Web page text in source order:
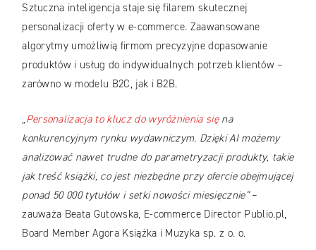
Sztuczna inteligencja staje się filarem skutecznej
personalizacji oferty w e-commerce. Zaawansowane
algorytmy umożliwią firmom precyzyjne dopasowanie
produktów i usług do indywidualnych potrzeb klientów –
zarówno w modelu B2C, jak i B2B.
„Personalizacja to klucz do wyróżnienia sięna
konkurencyjnym rynku wydawniczym. Dzięki AI możemy
analizować nawet trudne do parametryzacji produkty, takie
jak treść książki, co jest niezbędne przy ofercie obejmującej
ponad 50 000 tytułów i setki nowości miesięcznie”–
zauważa Beata Gutowska, E-commerce Director Publio.pl,
Board Member Agora Książka i Muzyka sp. z o. o.